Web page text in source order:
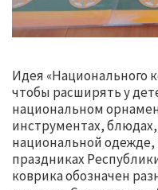
Идея «Национального
чтобы расширять у
национальном
инструментах,
национальной
праздниках
коврика обозначен